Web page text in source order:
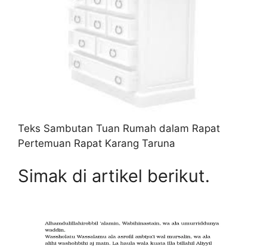
Teks Sambutan Tuan Rumah dalam Rapat
Pertemuan Rapat Karang Taruna
Simak di artikel berikut.